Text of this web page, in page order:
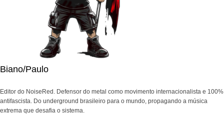
Biano/Paulo
Editor do NoiseRed. Defensor do metal como movimento internacionalista e 100%
antifascista. Do underground brasileiro para o mundo, propagando a música
extrema que desafia o sistema.